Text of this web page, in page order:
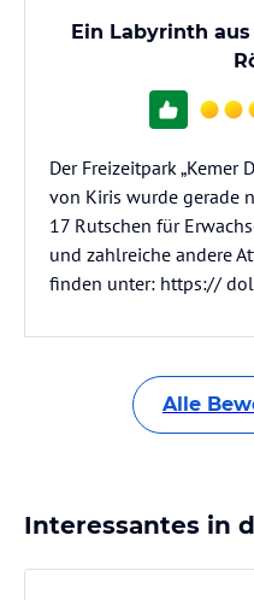
Ein Labyrinth
Der Freizeitpark „Kemer
von Kiris wurde gerade
17 Rutschen für
und zahlreiche andere
finden unter: https://
Alle
Interessantes in